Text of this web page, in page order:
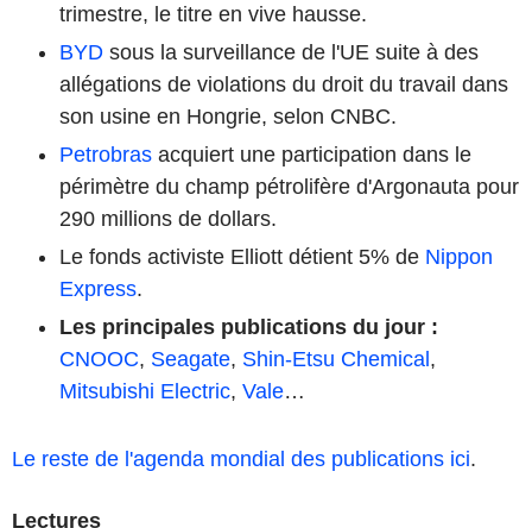
trimestre, le titre en vive hausse.
BYD sous la surveillance de l'UE suite à des
allégations de violations du droit du travail dans
son usine en Hongrie, selon CNBC.
Petrobras acquiert une participation dans le
périmètre du champ pétrolifère d'Argonauta pour
290 millions de dollars.
Le fonds activiste Elliott détient 5% de Nippon
Express.
Les principales publications du jour :
CNOOC, Seagate, Shin-Etsu Chemical,
Mitsubishi Electric, Vale…
Le reste de l'agenda mondial des publications ici.
Lectures